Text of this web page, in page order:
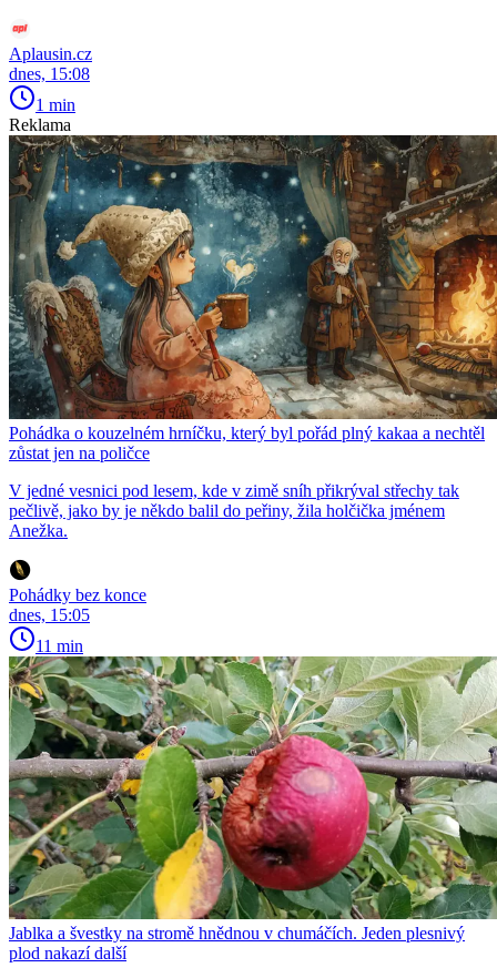
Aplausin.cz
dnes, 15:08
1 min
Reklama
Pohádka o kouzelném hrníčku, který byl pořád plný kakaa a nechtěl
zůstat jen na poličce
V jedné vesnici pod lesem, kde v zimě sníh přikrýval střechy tak
pečlivě, jako by je někdo balil do peřiny, žila holčička jménem
Anežka.
Pohádky bez konce
dnes, 15:05
11 min
Jablka a švestky na stromě hnědnou v chumáčích. Jeden plesnivý
plod nakazí další